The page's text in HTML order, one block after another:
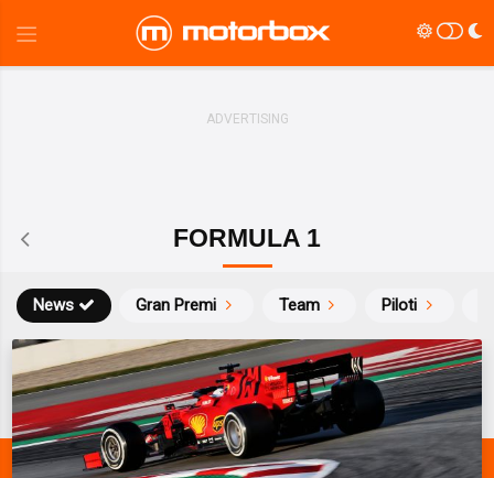
FORMULA 1
News Gran Premi Team Piloti